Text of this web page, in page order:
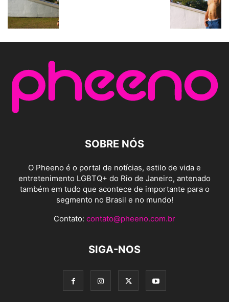
SOBRE NÓS
O Pheeno é o portal de notícias, estilo de vida e
entretenimento LGBTQ+ do Rio de Janeiro, antenado
também em tudo que acontece de importante para o
segmento no Brasil e no mundo!
Contato: contato@pheeno.com.br
SIGA-NOS